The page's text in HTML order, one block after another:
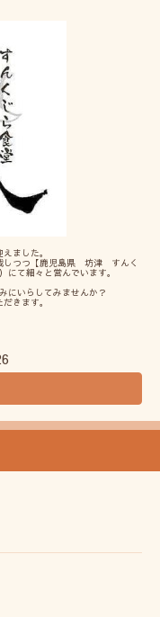
ました。
しつつ【鹿児島県 坊津 すんく
て細々と営んでいます。
にいらしてみませんか？
きます。